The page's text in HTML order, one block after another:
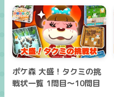
ポケ森 大盛！タクミの挑
戦状一覧 1問目～10問目